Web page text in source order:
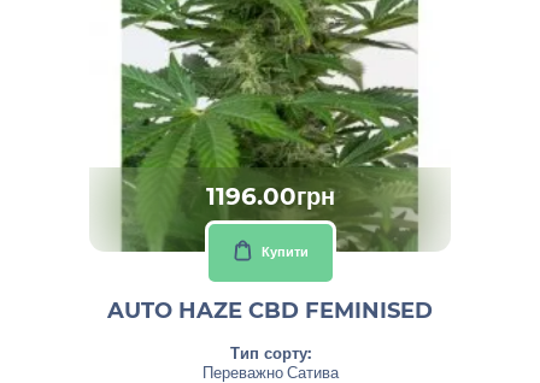
1196.00грн
Купити
AUTO HAZE CBD FEMINISED
Тип сорту:
Переважно Сатива